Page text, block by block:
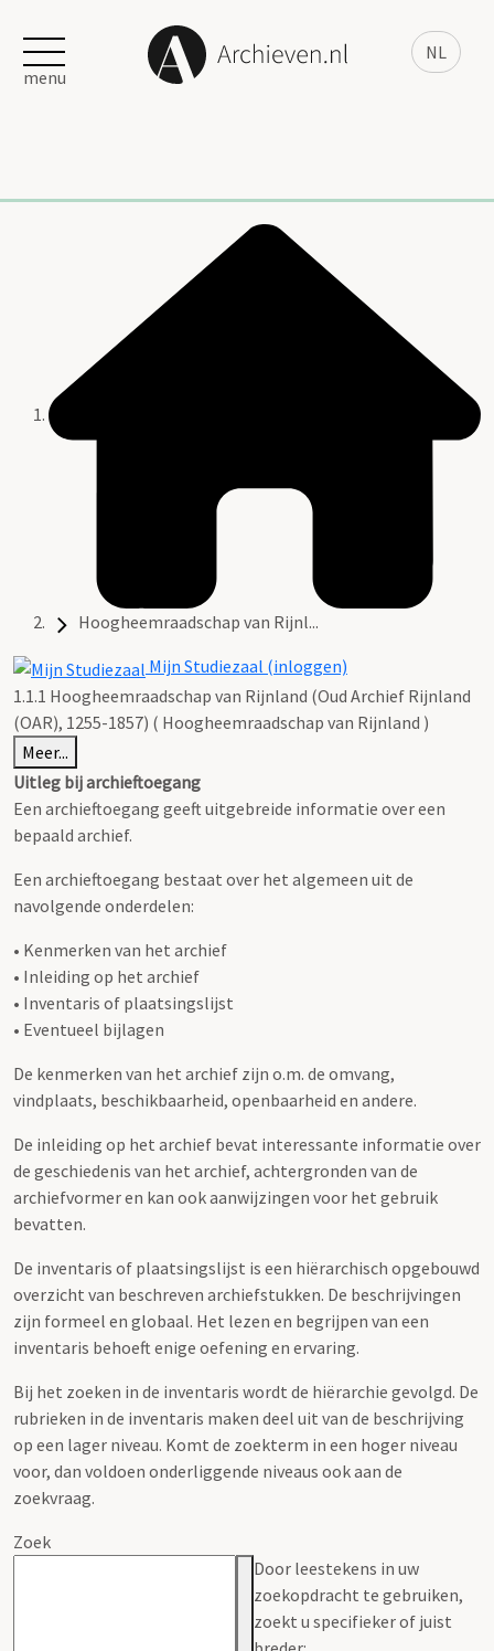
NL
menu
Hoogheemraadschap van Rijnl...
Mijn Studiezaal (inloggen)
1.1.1 Hoogheemraadschap van Rijnland (Oud Archief Rijnland
(OAR), 1255-1857) ( Hoogheemraadschap van Rijnland )
Meer...
Uitleg bij archieftoegang
Een archieftoegang geeft uitgebreide informatie over een
bepaald archief.
Een archieftoegang bestaat over het algemeen uit de
navolgende onderdelen:
• Kenmerken van het archief
• Inleiding op het archief
• Inventaris of plaatsingslijst
• Eventueel bijlagen
De kenmerken van het archief zijn o.m. de omvang,
vindplaats, beschikbaarheid, openbaarheid en andere.
De inleiding op het archief bevat interessante informatie over
de geschiedenis van het archief, achtergronden van de
archiefvormer en kan ook aanwijzingen voor het gebruik
bevatten.
De inventaris of plaatsingslijst is een hiërarchisch opgebouwd
overzicht van beschreven archiefstukken. De beschrijvingen
zijn formeel en globaal. Het lezen en begrijpen van een
inventaris behoeft enige oefening en ervaring.
Bij het zoeken in de inventaris wordt de hiërarchie gevolgd. De
rubrieken in de inventaris maken deel uit van de beschrijving
op een lager niveau. Komt de zoekterm in een hoger niveau
voor, dan voldoen onderliggende niveaus ook aan de
zoekvraag.
Zoek
Door leestekens in uw
zoekopdracht te gebruiken,
zoekt u specifieker of juist